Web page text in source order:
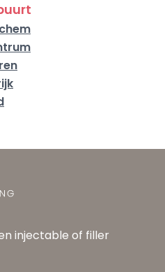
injectable of filler